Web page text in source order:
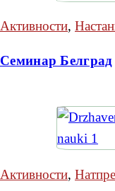
Активности,
Семинар Белград
Активности,